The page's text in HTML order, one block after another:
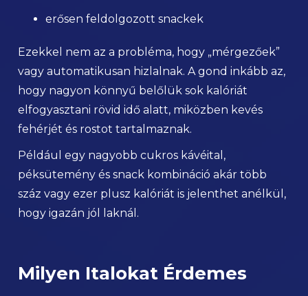
erősen feldolgozott snackek
Ezekkel nem az a probléma, hogy „mérgezőek”
vagy automatikusan hizlalnak. A gond inkább az,
hogy nagyon könnyű belőlük sok kalóriát
elfogyasztani rövid idő alatt, miközben kevés
fehérjét és rostot tartalmaznak.
Például egy nagyobb cukros kávéital,
péksütemény és snack kombináció akár több
száz vagy ezer plusz kalóriát is jelenthet anélkül,
hogy igazán jól laknál.
Milyen Italokat Érdemes